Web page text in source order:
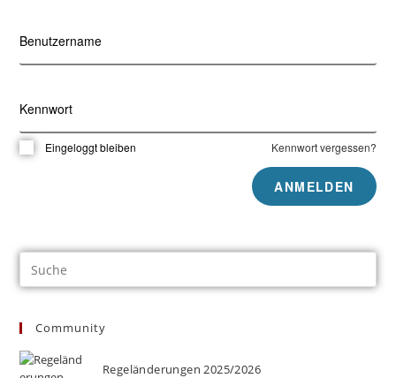
Benutzername
Kennwort
Eingeloggt bleiben Kennwort vergessen?
Community
Regeländerungen 2025/2026